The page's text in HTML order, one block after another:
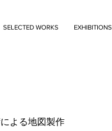
SELECTED WORKS EXHIBITIONS
よる地図製作